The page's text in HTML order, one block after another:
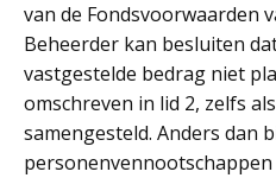
van de Fondsvoorwaarden
Beheerder kan besluiten
vastgestelde bedrag niet
omschreven in lid 2, zelfs
samengesteld. Anders dan